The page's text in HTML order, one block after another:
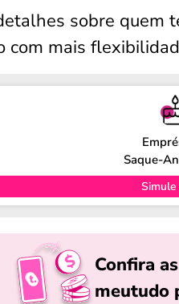
sobre quem
com mais
Saque-
Confira
meutudo